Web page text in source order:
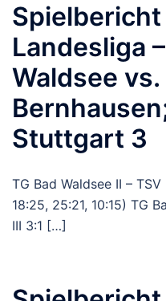
Spielbericht
Landesliga
Waldsee vs.
Stuttgart 3
TG Bad Waldsee II –
18:25, 25:21, 10:15) TG
III 3:1 […]